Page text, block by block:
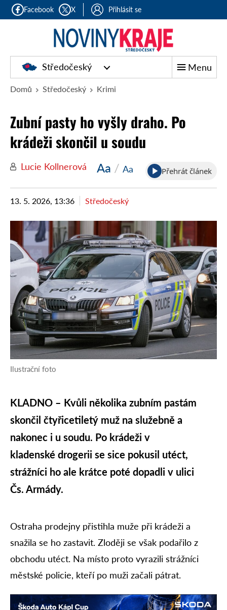
Facebook X Přihlásit se
Středočeský Menu
Domů Středočeský Krimi
Zubní pasty ho vyšly draho. Po
krádeži skončil u soudu
Lucie Kollnerová Aa / Aa Přehrát článek
13. 5. 2026, 13:36 Středočeský
Ilustrační foto
KLADNO – Kvůli několika zubním pastám
skončil čtyřicetiletý muž na služebně a
nakonec i u soudu. Po krádeži v
kladenské drogerii se sice pokusil utéct,
strážníci ho ale krátce poté dopadli v ulici
Čs. Armády.
Ostraha prodejny přistihla muže při krádeži a
snažila se ho zastavit. Zloději se však podařilo z
obchodu utéct. Na místo proto vyrazili strážníci
městské policie, kteří po muži začali pátrat.